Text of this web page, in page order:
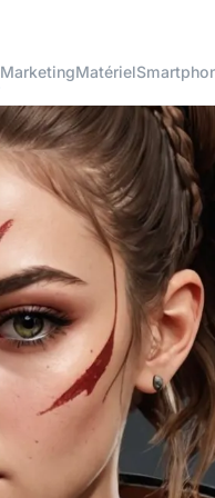
MarketingMatériel